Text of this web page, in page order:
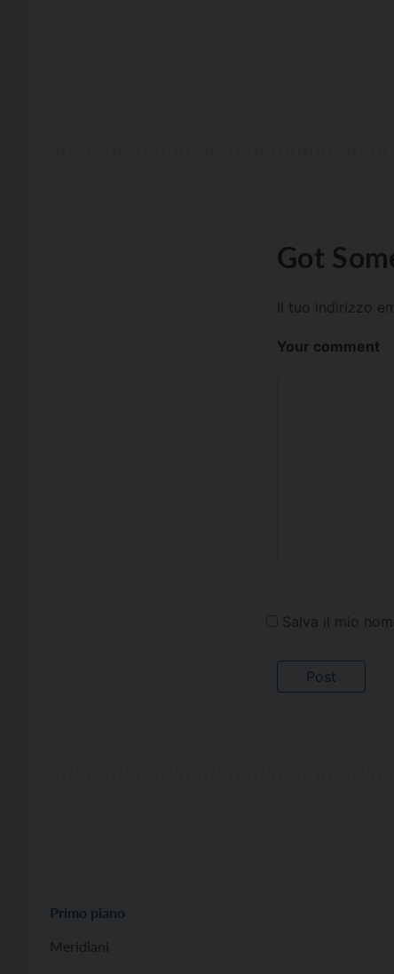
Got
Il tuo indirizzo
Your comment
Salva il mio
Primo piano
Meridiani